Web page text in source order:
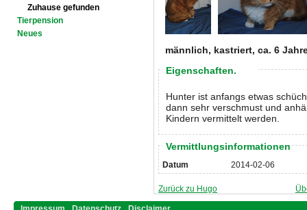
Zuhause gefunden
Tierpension
Neues
männlich, kastriert, ca. 6
Eigenschaften.
Hunter ist anfangs etwas
dann sehr verschmust und
Kindern vermittelt werden.
Vermittlungsinformationen
Datum 2014-02-06
Zurück zu Hugo